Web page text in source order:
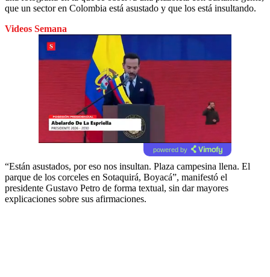
que un sector en Colombia está asustado y que los está insultando.
Videos Semana
powered by
“Están asustados, por eso nos insultan. Plaza campesina llena. El
parque de los corceles en Sotaquirá, Boyacá”, manifestó el
presidente Gustavo Petro de forma textual, sin dar mayores
explicaciones sobre sus afirmaciones.